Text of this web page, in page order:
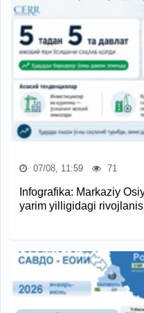
07/08, 11:59 71
Infografika: Markaziy
yarim yilligidagi